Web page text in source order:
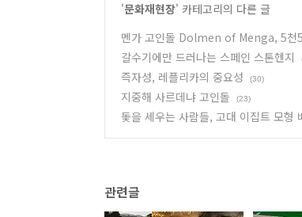
'문화재현장' 카테고리의 다른 글
멘가 고인돌 Dolmen of Menga, 5천
갈수기에만 드러나는 스페인 스톤헨지
즉자성, 레플리카의 중요성 (30)
지중해 사르데냐 고인돌 (23)
돛을 세우는 사람들, 고대 이집트 모형
관련글